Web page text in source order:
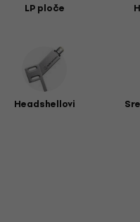
LP ploče
Headshellovi